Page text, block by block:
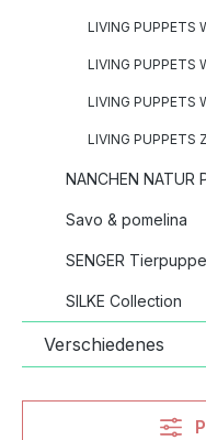
LIVING PUPPETS
LIVING PUPPETS
LIVING
LIVING PUPPETS
NANCHEN NATUR
Savo & pomelina
SENGER
SILKE Collection
Verschiedenes